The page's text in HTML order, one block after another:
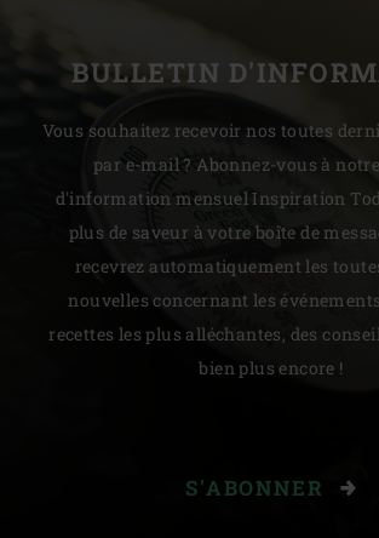
BULLETIN
Vous souhaitez recevoir nos toutes
par e-mail ? Abonnez-vous à
d'information mensuel Inspiration
plus de saveur à votre boîte de
recevrez automatiquement les
nouvelles concernant les
recettes les plus alléchantes, des
bien plus encore !
S'ABONNER